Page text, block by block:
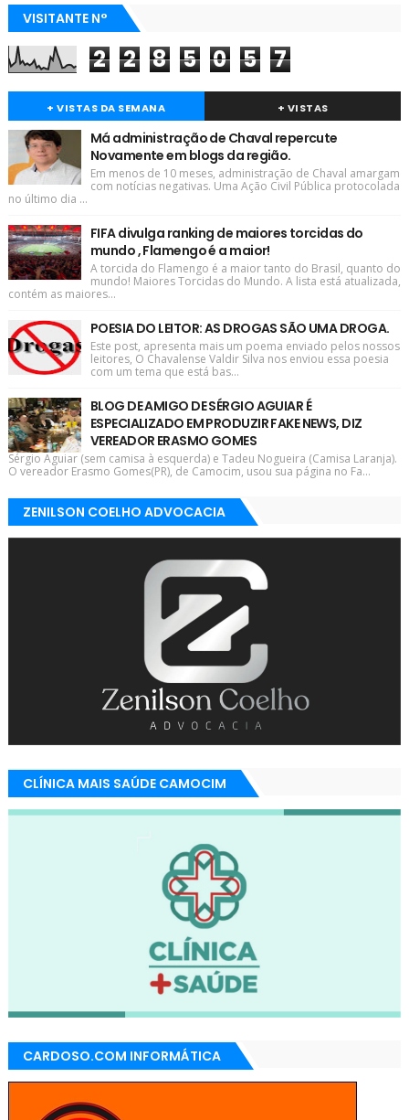
VISITANTE N°
2 2 8 5 0 5 7
+ VISTAS DA SEMANA + VISTAS
Má administração de Chaval repercute
Novamente em blogs da região.
Em menos de 10 meses, administração de Chaval amargam
com notícias negativas. Uma Ação Civil Pública protocolada
no último dia ...
FIFA divulga ranking de maiores torcidas do
mundo , Flamengo é a maior!
A torcida do Flamengo é a maior tanto do Brasil, quanto do
mundo! Maiores Torcidas do Mundo. A lista está atualizada,
contém as maiores...
POESIA DO LEITOR: AS DROGAS SÃO UMA DROGA.
Este post, apresenta mais um poema enviado pelos nossos
leitores, O Chavalense Valdir Silva nos enviou essa poesia
com um tema que está bas...
BLOG DE AMIGO DE SÉRGIO AGUIAR É
ESPECIALIZADO EM PRODUZIR FAKE NEWS, DIZ
VEREADOR ERASMO GOMES
Sérgio Aguiar (sem camisa à esquerda) e Tadeu Nogueira (Camisa Laranja).
O vereador Erasmo Gomes(PR), de Camocim, usou sua página no Fa...
ZENILSON COELHO ADVOCACIA
CLÍNICA MAIS SAÚDE CAMOCIM
CARDOSO.COM INFORMÁTICA